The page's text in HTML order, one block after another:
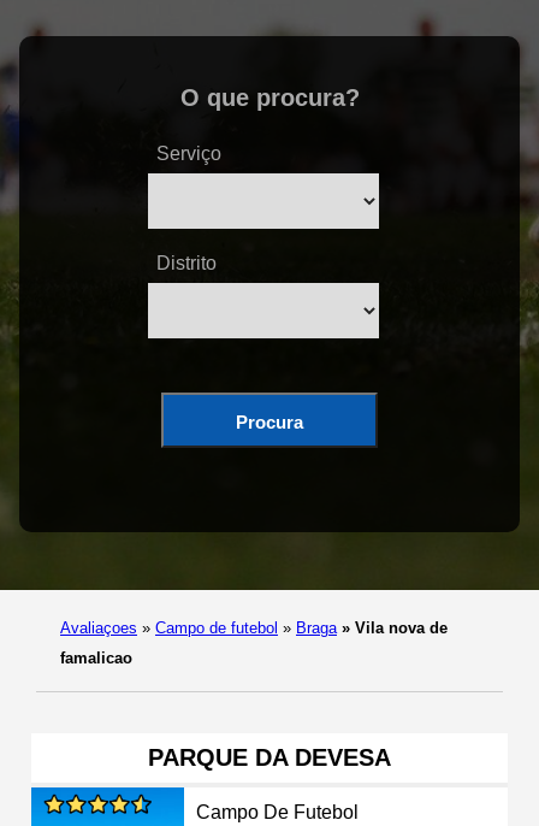
O que procura?
Serviço
Distrito
Procura
Avaliaçoes » Campo de futebol » Braga » Vila nova de
famalicao
PARQUE DA DEVESA
Campo De Futebol